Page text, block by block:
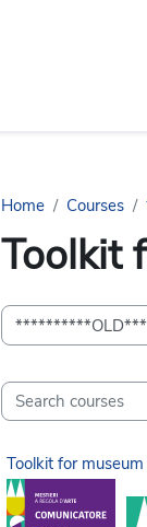
Home Courses
Toolkit
Course categories
Search courses
Toolkit for